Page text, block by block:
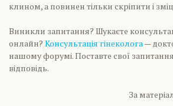
клином, а повинен тільки скріпити і
Виникли запитання? Шукаєте
онлайн? Консультація гінеколога—
нашому форумі. Поставте свої
відповідь.
За